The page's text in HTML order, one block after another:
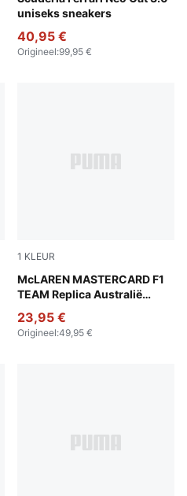
uniseks sneakers
40,95 €
Origineel:99,95 €
1 KLEUR
McLAREN MASTERCARD F1
TEAM Replica Australië
Green Fruit
23,95 €
Origineel:49,95 €